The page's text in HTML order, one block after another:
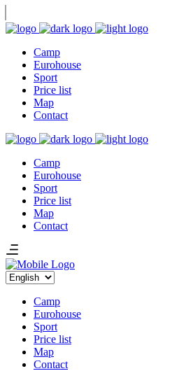
Camp
Eurohouse
Sport
Price list
Map
Contact
Camp
Eurohouse
Sport
Price list
Map
Contact
Choose
languageCamp
Eurohouse
Sport
Price list
Map
Contact